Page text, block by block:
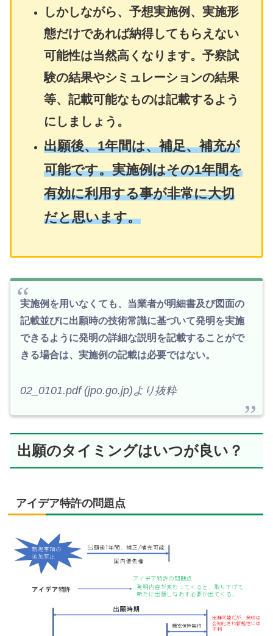
しかしながら、予想実施例、実施形
態だけであれば納得してもらえない
可能性は当然高くなります。予察試
験の結果やシミュレーションの結果
等、記載可能なものは記載するよう
にしましょう。
出願後、1年間は、補足、補充が
可能です。実施例はその1年間を
有効に利用する事が非常に大切
だと思います。
実施例を用いなくても、当業者が明細書及び図面の
記載並びに出願時の技術常識に基づいて発明を実施
できるように発明の詳細な説明を記載することがで
きる場合は、実施例の記載は必要ではない。
02_0101.pdf (jpo.go.jp)より抜粋
出願のタイミングはいつが良い？
アイデア特許の問題点